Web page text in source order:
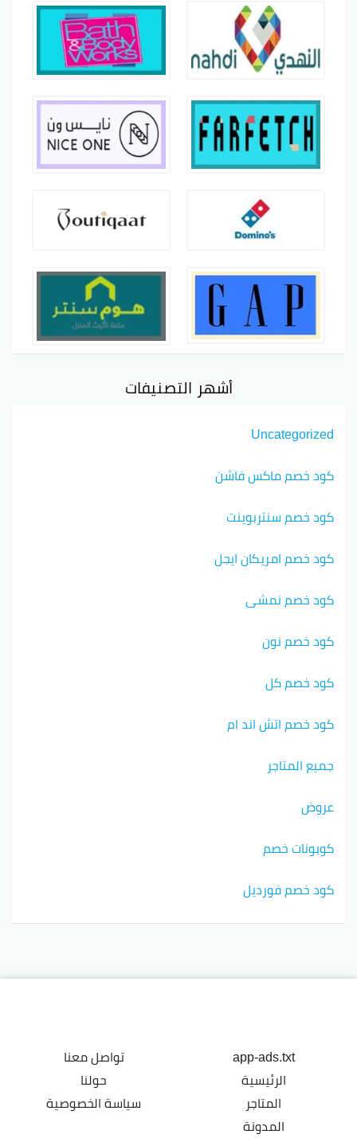
أشهر التصنيفات
Uncategorized
كود خصم ماكس فاشن
كود خصم سنتربوينت
كود خصم امريكان ايجل
كود خصم نمشي
كود خصم نون
كود خصم كل
كود خصم اتش اند ام
جميع المتاجر
عروض
كوبونات خصم
كود خصم فورديل
app-ads.txt
الرئيسية
المتاجر
المدونة
تواصل معنا
حولنا
سياسة الخصوصية